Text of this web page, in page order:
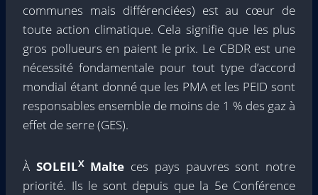
communes mais différenciées) est au cœur de
toute action climatique. Cela signifie que les plus
gros pollueurs en paient le prix. Le CBDR est une
nécessité fondamentale pour tout type d’accord
mondial étant donné que les PMA et les PEID sont
responsables ensemble de moins de 1 % des gaz à
effet de serre (GES).
À SOLEILXMalte ces pays pauvres sont notre
priorité. Ils le sont depuis que la 5e Conférence